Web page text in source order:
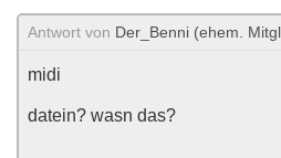
Antwort von Der_Benni (ehem.
midi
datein? wasn das?